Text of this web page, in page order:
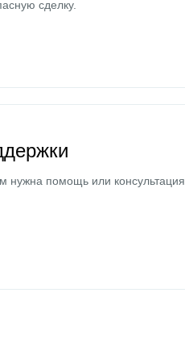
сделку.
нужна помощь или консультация